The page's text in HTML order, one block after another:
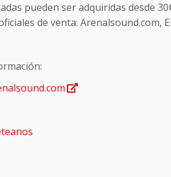
pueden ser adquiridas desde
de venta: Arenalsound.com,